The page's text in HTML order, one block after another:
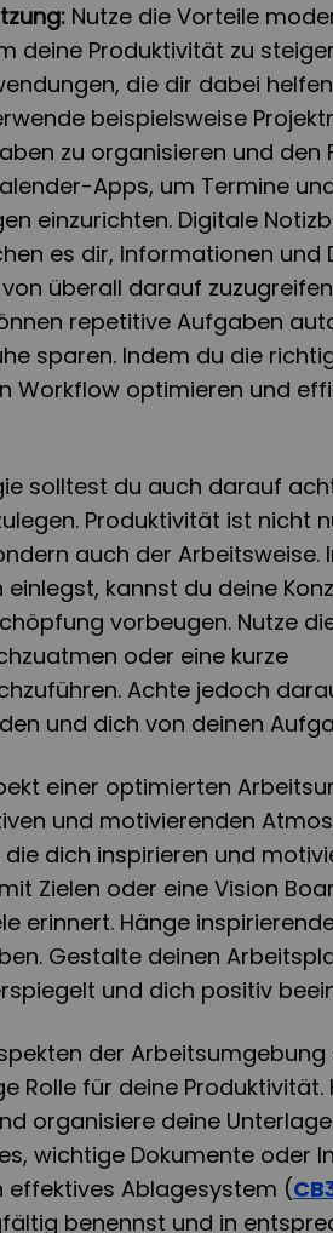
Nutze die Vorteile
deine Produktivität zu
die dir dabei
beispielsweise
zu organisieren und den
Apps, um Termine
einzurichten. Digitale
es dir, Informationen und
überall darauf
repetitive Aufgaben
sparen. Indem du die
Workflow optimieren und
solltest du auch darauf
Produktivität ist nicht
auch der Arbeitsweise.
kannst du deine
vorbeugen. Nutze
oder eine kurze
Achte jedoch
und dich von deinen
einer optimierten
und motivierenden
dich inspirieren und
Zielen oder eine Vision
erinnert. Hänge
Gestalte deinen
und dich positiv
der
Rolle für deine Produktivität.
organisiere deine
wichtige Dokumente oder
effektives Ablagesystem (
benennst und in